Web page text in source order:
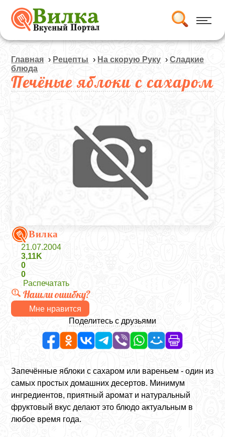
Главная › Рецепты › На скорую Руку ›Сладкие
блюда
Печёные яблоки с сахаром
Вилка
21.07.2004
3,11K
0
0
Распечатать
Нашли ошибку?
Мне нравится
Поделитесь с друзьями
Запечённые яблоки с сахаром или вареньем - один из
самых простых домашних десертов. Минимум
ингредиентов, приятный аромат и натуральный
фруктовый вкус делают это блюдо актуальным в
любое время года.